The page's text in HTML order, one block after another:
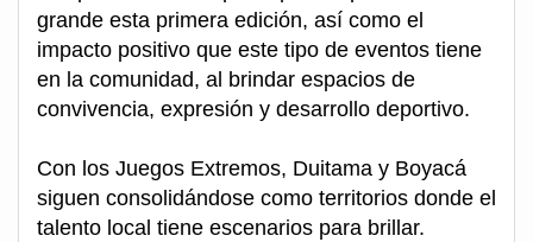
grande esta primera edición, así como el
impacto positivo que este tipo de eventos tiene
en la comunidad, al brindar espacios de
convivencia, expresión y desarrollo deportivo.
Con los Juegos Extremos, Duitama y Boyacá
siguen consolidándose como territorios donde el
talento local tiene escenarios para brillar.